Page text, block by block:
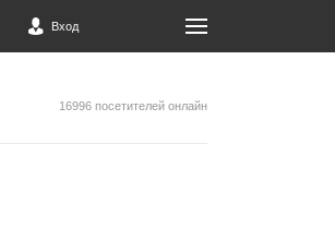
Вход
16996 посетителей онлайн